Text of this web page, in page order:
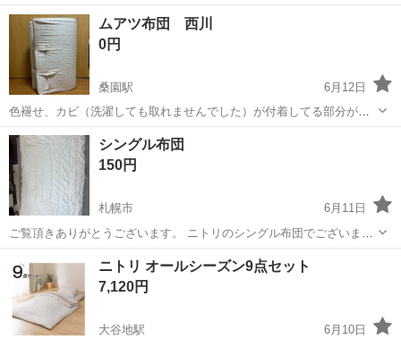
活躍中！座り作業！空調完備なので1年中快適作業◎マイカー通勤OK
＆無料駐車場あり★作業着無償貸与◎《北海道恵庭市》 人気の工場の
お仕事 ◇半導体部品製造作...
北海道 恵庭市 サッポロビール庭園駅
ムアツ布団 西川
0円
桑園駅
6月12日
色褪せ、カビ（洗濯しても取れませんでした）が付着してる部分がご
ざいます。 非対面式にて受け渡し希望です。 布団袋がないのでこのま
まのお渡しとなります。 中央区の自宅マンションまで取りに来られる
方、限定です。 よろしくお願いします。
北海道 札幌市 桑園駅 寝具
シングル布団
150円
札幌市
6月11日
ご覧頂きありがとうございます。 ニトリのシングル布団でございま
す。 民泊で使用してました中古品です。 使用感はあり、シミなどもあ
りますが カバーをかければまだ使用出来ると思います。 キャンプなど
のテントの敷物と...
寝具
ニトリ オールシーズン9点セット
7,120円
大谷地駅
6月10日